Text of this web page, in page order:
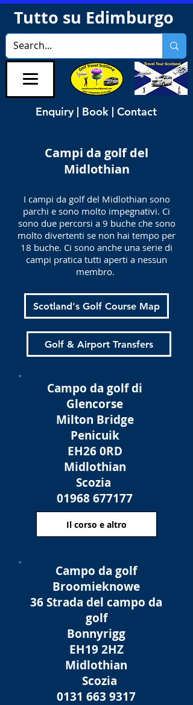
Tutto su Edimburgo
Enquiry | Book | Contact
Campi da golf del
Midlothian
I campi da golf del Midlothian sono
parchi e sono molto impegnativi. Ci
sono due percorsi a 9 buche che sono
molto divertenti se non hai tempo per
18 buche. Ci sono anche una serie di
campi pratica tutti aperti a nessun
membro.
Scotland's Golf Course Map
Golf & Airport Transfers
Campo da golf di
Glencorse
Milton Bridge
Penicuik
EH26 0RD
Midlothian
Scozia
01968 677177
Il corso e altro
Campo da golf
Broomieknowe
36 Strada del campo da
golf
Bonnyrigg
EH19 2HZ
Midlothian
Scozia
0131 663 9317